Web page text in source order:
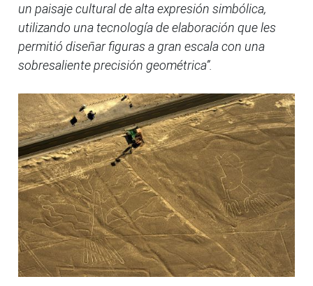
un paisaje cultural de alta expresión simbólica,
utilizando una tecnología de elaboración que les
permitió diseñar figuras a gran escala con una
sobresaliente precisión geométrica”.